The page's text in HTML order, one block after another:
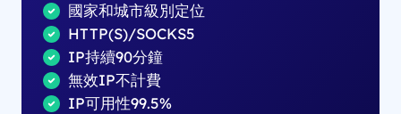
國家和城市級別定位
HTTP(S)/SOCKS5
IP持續90分鐘
無效IP不計費
IP可用性99.5%